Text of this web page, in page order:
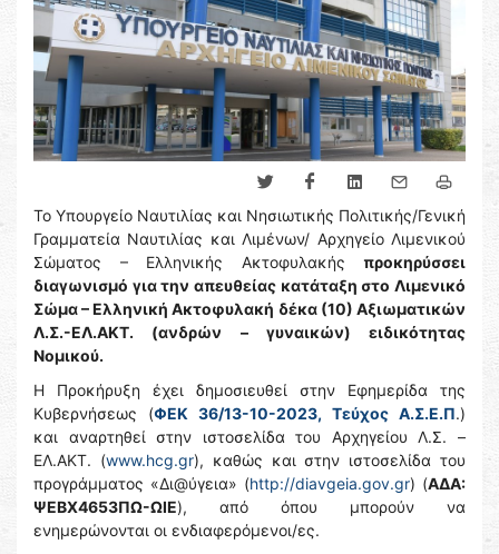
Το Υπουργείο Ναυτιλίας και Νησιωτικής Πολιτικής/Γενική
Γραμματεία Ναυτιλίας και Λιμένων/ Αρχηγείο Λιμενικού
Σώματος – Ελληνικής Ακτοφυλακής προκηρύσσει
διαγωνισμό για την απευθείας κατάταξη στο Λιμενικό
Σώμα – Ελληνική Ακτοφυλακή δέκα (10) Αξιωματικών
Λ.Σ.-ΕΛ.ΑΚΤ. (ανδρών – γυναικών) ειδικότητας
Νομικού.
Η Προκήρυξη έχει δημοσιευθεί στην Εφημερίδα της
Κυβερνήσεως (ΦΕΚ 36/13-10-2023, Τεύχος Α.Σ.Ε.Π.)
και αναρτηθεί στην ιστοσελίδα του Αρχηγείου Λ.Σ. –
ΕΛ.ΑΚΤ. (www.hcg.gr), καθώς και στην ιστοσελίδα του
προγράμματος «Δι@ύγεια» (http://diavgeia.gov.gr) (ΑΔΑ:
ΨΕΒΧ4653ΠΩ-ΩΙΕ), από όπου μπορούν να
ενημερώνονται οι ενδιαφερόμενοι/ες.